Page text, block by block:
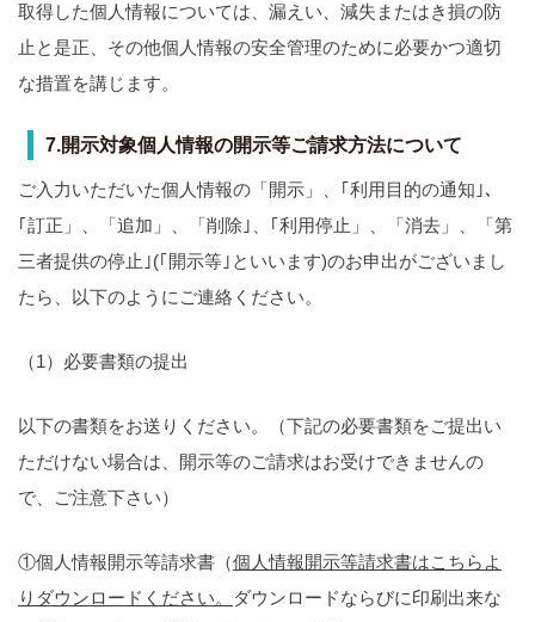
取得した個人情報については、漏えい、減失またはき損の防
止と是正、その他個人情報の安全管理のために必要かつ適切
な措置を講じます。
7.開示対象個人情報の開示等ご請求方法について
ご入力いただいた個人情報の「開示」、｢利用目的の通知｣、
｢訂正」、「追加」、「削除｣、｢利用停止」、「消去」、「第
三者提供の停止｣(｢開示等｣といいます)のお申出がございまし
たら、以下のようにご連絡ください。
（1）必要書類の提出
以下の書類をお送りください。（下記の必要書類をご提出い
ただけない場合は、開示等のご請求はお受けできませんの
で、ご注意下さい）
①個人情報開示等請求書（個人情報開示等請求書はこちらよ
りダウンロードください。
ダウンロードならびに印刷出来な